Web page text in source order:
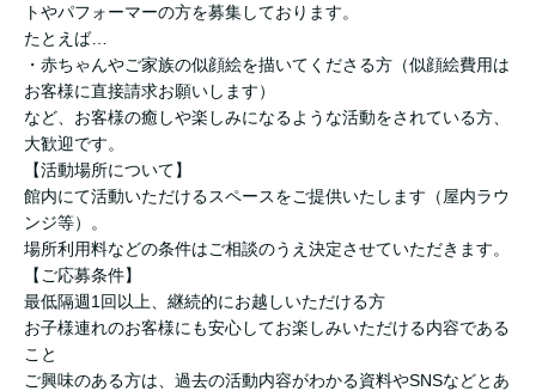
トやパフォーマーの方を募集しております。
たとえば…
・赤ちゃんやご家族の似顔絵を描いてくださる方（似顔絵費用は
お客様に直接請求お願いします）
など、お客様の癒しや楽しみになるような活動をされている方、
大歓迎です。
【活動場所について】
館内にて活動いただけるスペースをご提供いたします（屋内ラウ
ンジ等）。
場所利用料などの条件はご相談のうえ決定させていただきます。
【ご応募条件】
最低隔週1回以上、継続的にお越しいただける方
お子様連れのお客様にも安心してお楽しみいただける内容である
こと
ご興味のある方は、過去の活動内容がわかる資料やSNSなどとあ